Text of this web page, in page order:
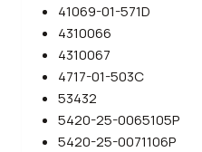
41069-01-571D
4310066
4310067
4717-01-503C
53432
5420-25-0065105P
5420-25-0071106P